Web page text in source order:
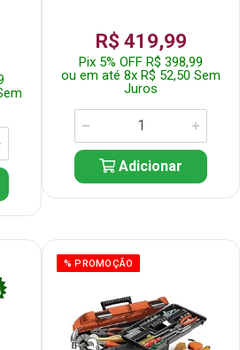
R$ 419,99
Pix 5% OFF R$ 398,99
ou em até 8x R$ 52,50 Sem
Juros
Adicionar
% PROMOÇÃO